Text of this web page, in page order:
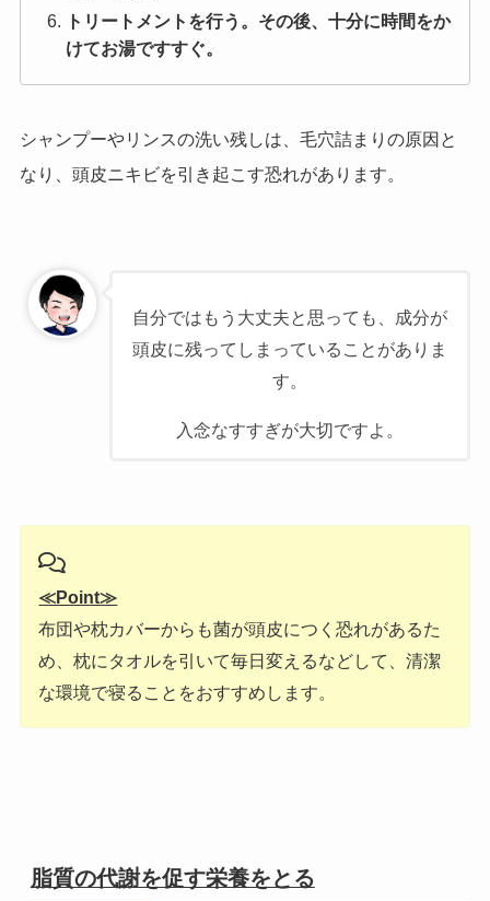
トリートメントを行う。その後、十分に時間をか
けてお湯ですすぐ。
シャンプーやリンスの洗い残しは、毛穴詰まりの原因と
なり、頭皮ニキビを引き起こす恐れがあります。
自分ではもう大丈夫と思っても、成分が
頭皮に残ってしまっていることがありま
す。
入念なすすぎが大切ですよ。
≪Point≫
布団や枕カバーからも菌が頭皮につく恐れがあるた
め、枕にタオルを引いて毎日変えるなどして、清潔
な環境で寝ることをおすすめします。
脂質の代謝を促す栄養をとる